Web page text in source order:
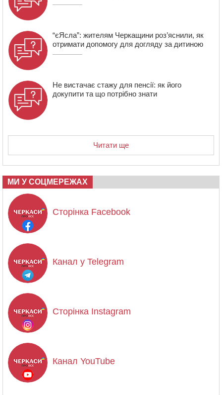
“єЯсла”: жителям Черкащини роз’яснили, як
отримати допомогу для догляду за дитиною
Не вистачає стажу для пенсії: як його
докупити та що потрібно знати
Читати ще
МИ У СОЦМЕРЕЖАХ
Сторінка Facebook
Канал у Telegram
Сторінка Instagram
Канал YouTube